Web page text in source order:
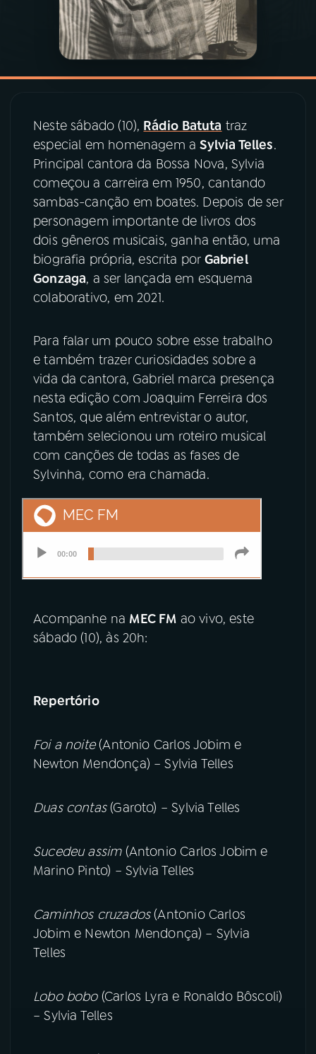
ÚLTIMAS
PRÊMIO RÁDIO MEC
YouTube Facebook
Instagram X
TikTok
Neste sábado (10), Rádio Batuta traz
especial em homenagem aSylvia Telles.
Principal cantora da Bossa Nova, Sylvia
começou a carreira em 1950, cantando
sambas-canção em boates. Depois de ser
personagem importante de livros dos
dois gêneros musicais, ganha então, uma
biografia própria, escrita por Gabriel
Gonzaga, a ser lançada em esquema
colaborativo, em 2021.
Para falar um pouco sobre esse trabalho
e também trazer curiosidades sobre a
vida da cantora, Gabriel marca presença
nesta edição com Joaquim Ferreira dos
Santos, que além entrevistar o autor,
também selecionou um roteiro musical
com canções de todas as fases de
Sylvinha, como era chamada.
Acompanhe na MEC FM ao vivo, este
sábado (10), às 20h:
Repertório
Foi a noite(Antonio Carlos Jobim e
Newton Mendonça) – Sylvia Telles
Duas contas(Garoto) – Sylvia Telles
Sucedeu assim(Antonio Carlos Jobim e
Marino Pinto) – Sylvia Telles
Caminhos cruzados(Antonio Carlos
Jobim e Newton Mendonça) – Sylvia
Telles
Lobo bobo(Carlos Lyra e Ronaldo Bôscoli)
– Sylvia Telles